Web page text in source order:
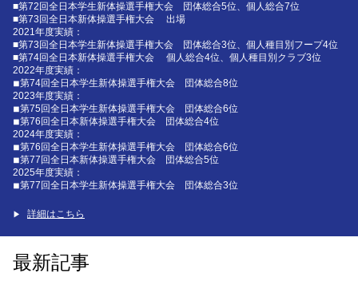
■第72回全日本学生新体操選手権大会 団体総合5位、個人総合7位
■第73回全日本新体操選手権大会 出場
2021年度実績：
■第73回全日本学生新体操選手権大会 団体総合3位、個人種目別フープ4位
■第74回全日本新体操選手権大会 個人総合4位、個人種目別クラブ3位
2022年度実績：
◾︎第74回全日本学生新体操選手権大会 団体総合8位
2023年度実績：
◾︎第75回全日本学生新体操選手権大会 団体総合6位
◾︎第76回全日本新体操選手権大会 団体総合4位
2024年度実績：
◾︎第76回全日本学生新体操選手権大会 団体総合6位
◾︎第77回全日本新体操選手権大会 団体総合5位
2025年度実績：
◾︎第77回全日本学生新体操選手権大会 団体総合3位
詳細はこちら
最新記事